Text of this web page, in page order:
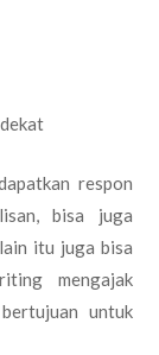
respon
bisa juga
itu juga bisa
mengajak
untuk